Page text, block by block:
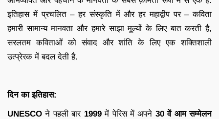
इतिहास में प्रचलित – हर संस्कृति में और हर महाद्वीप पर – कविता
हमारी सामान्य मानवता और हमारे साझा मूल्यों के लिए बात करती है,
सरलतम कविताओं को संवाद और शांति के लिए एक शक्तिशाली
उत्प्रेरक में बदल देती है.
दिन का इतिहास:
UNESCO ने पहली बार 1999में पेरिस में अपने 30 वें आम सम्मेलन